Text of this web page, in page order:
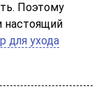
Поэтому
настоящий
для ухода